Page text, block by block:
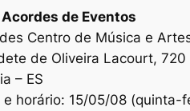
de Eventos
Centro de Música e
de Oliveira Lacourt, 720
– ES
e horário: 15/05/08 (quinta-